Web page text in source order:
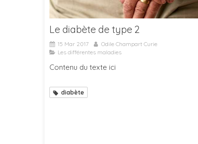
Le diabète de type 2
15 Mar 2017
Odile Champart Curie
Les différentes maladies
Contenu du texte ici
diabète